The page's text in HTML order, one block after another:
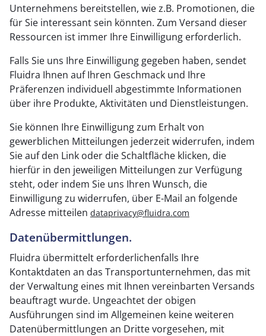
Unternehmens bereitstellen, wie z.B. Promotionen, die
für Sie interessant sein könnten. Zum Versand dieser
Ressourcen ist immer Ihre Einwilligung erforderlich.
Falls Sie uns Ihre Einwilligung gegeben haben, sendet
Fluidra Ihnen auf Ihren Geschmack und Ihre
Präferenzen individuell abgestimmte Informationen
über ihre Produkte, Aktivitäten und Dienstleistungen.
Sie können Ihre Einwilligung zum Erhalt von
gewerblichen Mitteilungen jederzeit widerrufen, indem
Sie auf den Link oder die Schaltfläche klicken, die
hierfür in den jeweiligen Mitteilungen zur Verfügung
steht, oder indem Sie uns Ihren Wunsch, die
Einwilligung zu widerrufen, über E-Mail an folgende
Adresse mitteilen dataprivacy@fluidra.com
Datenübermittlungen.
Fluidra übermittelt erforderlichenfalls Ihre
Kontaktdaten an das Transportunternehmen, das mit
der Verwaltung eines mit Ihnen vereinbarten Versands
beauftragt wurde. Ungeachtet der obigen
Ausführungen sind im Allgemeinen keine weiteren
Datenübermittlungen an Dritte vorgesehen, mit